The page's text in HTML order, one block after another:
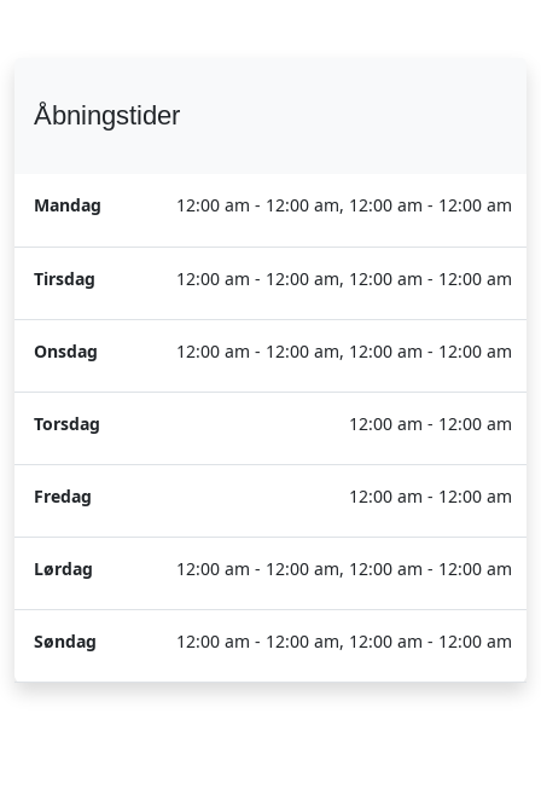
Åbningstider
Mandag 12:00 am - 12:00 am, 12:00 am - 12:00 am
Tirsdag 12:00 am - 12:00 am, 12:00 am - 12:00 am
Onsdag 12:00 am - 12:00 am, 12:00 am - 12:00 am
Torsdag 12:00 am - 12:00 am
Fredag 12:00 am - 12:00 am
Lørdag 12:00 am - 12:00 am, 12:00 am - 12:00 am
Søndag 12:00 am - 12:00 am, 12:00 am - 12:00 am